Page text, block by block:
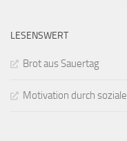
LESENSWERT
Brot aus Sauertag
Motivation durch